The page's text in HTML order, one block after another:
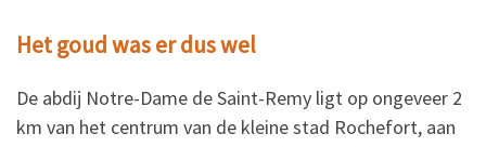
Het goud was er dus wel
De abdij Notre-Dame de Saint-Remy ligt op ongeveer 2
km van het centrum van de kleine stad Rochefort, aan